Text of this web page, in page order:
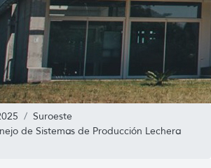
Suroeste
de Sistemas de Producción Lechera